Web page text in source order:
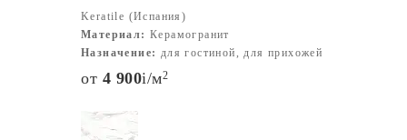
Keratile (Испания)
Материал: Керамогранит
Назначение: для гостиной, для прихожей
от 4 900i/м2